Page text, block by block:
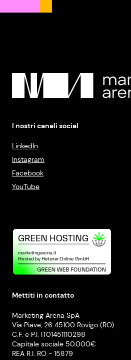
I nostri canali social
LinkedIn
Instagram
Facebook
YouTube
Mettiti in contatto
Marketing Arena SpA
Via Piave, 26 45100 Rovigo (RO)
C.F. e P.I. IT01451110298
Capitale sociale 50.000€
REA R.I. RO - 15879